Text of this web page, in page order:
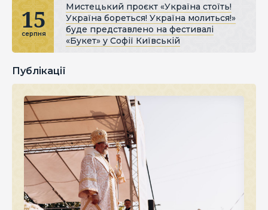
15
серпня
Мистецький проєкт «Україна стоїть!
Україна бореться! Україна молиться!»
буде представлено на фестивалі
«Букет» у Софії Київській
Публікації